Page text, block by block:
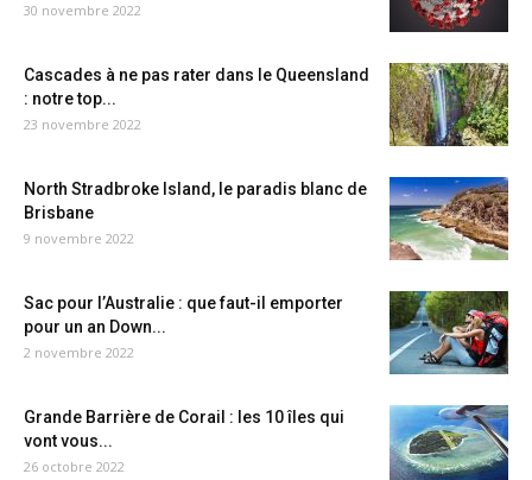
30 novembre 2022
Cascades à ne pas rater dans le Queensland
: notre top...
23 novembre 2022
North Stradbroke Island, le paradis blanc de
Brisbane
9 novembre 2022
Sac pour l’Australie : que faut-il emporter
pour un an Down...
2 novembre 2022
Grande Barrière de Corail : les 10 îles qui
vont vous...
26 octobre 2022